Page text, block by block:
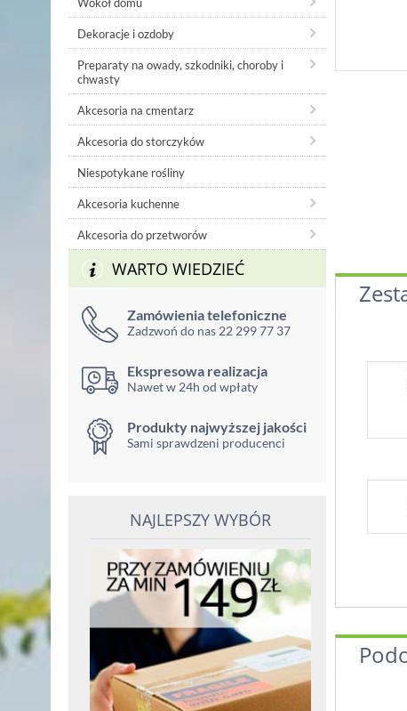
Dekoracje i ozdoby
Preparaty na owady, szkodniki, choroby i
chwasty
Akcesoria na cmentarz
Akcesoria do storczyków
Niespotykane rośliny
Akcesoria kuchenne
Akcesoria do przetworów
WARTO WIEDZIEĆ
Zamówienia telefoniczne
Zadzwoń do nas 22 299 77 37
Ekspresowa realizacja
Nawet w 24h od wpłaty
Produkty najwyższej jakości
Sami sprawdzeni producenci
NAJLEPSZY WYBÓR